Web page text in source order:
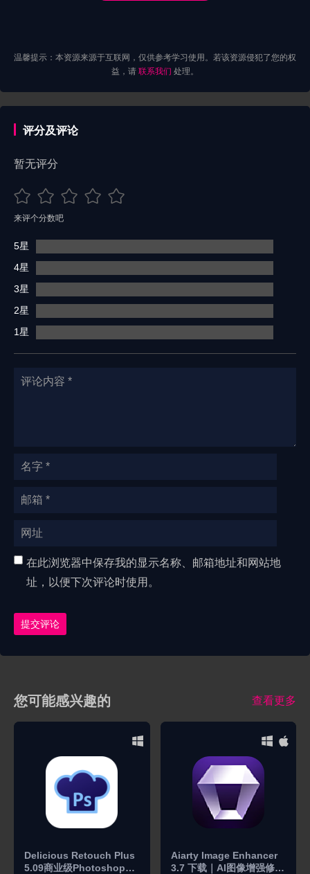
温馨提示：本资源来源于互联网，仅供参考学习使用。若该资源侵犯了您的权
益，请 联系我们 处理。
评分及评论
暂无评分
来评个分数吧
5星
4星
3星
2星
1星
在此浏览器中保存我的显示名称、邮箱地址和网站地
址，以便下次评论时使用。
提交评论
您可能感兴趣的 查看更多
Delicious Retouch Plus
5.09商业级Photoshop人
Aiarty Image Enhancer
3.7 下载｜AI图像增强修复